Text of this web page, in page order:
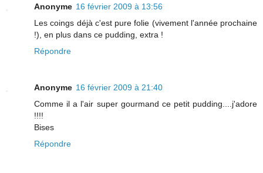
Anonyme 16 février 2009 à 13:56
Les coings déjà c'est pure folie (vivement l'année prochaine
!), en plus dans ce pudding, extra !
Répondre
Anonyme 16 février 2009 à 21:40
Comme il a l'air super gourmand ce petit pudding....j'adore
!!!!
Bises
Répondre